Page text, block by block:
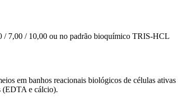
/ 7,00 / 10,00 ou no padrão bioquímico TRIS-HCL
em banhos reacionais biológicos de células ativas
(EDTA e cálcio).